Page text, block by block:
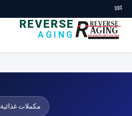
🧬
REVERSE
AGING
مكملات غذائية